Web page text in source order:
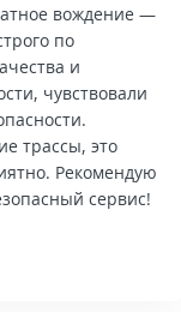
вождение —
по
и
чувствовали
трассы, это
Рекомендую
сервис!